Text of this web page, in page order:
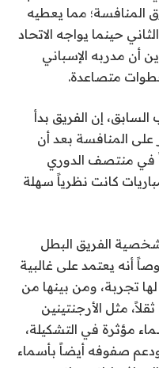
المنافسة؛ مما يعطيه
حينما يواجه الاتحاد
أن مدربه الإسباني
متصاعدة.
إن الفريق بدأ
على المنافسة بعد أن
في منتصف الدوري
كانت نظرياً سهلة
الفريق البطل
أنه يعتمد على غالبية
لها تجربة، ومن بينها من
مثل الأرجنتينين
مؤثرة في التشكيلة،
صفوفه أيضاً بأسماء